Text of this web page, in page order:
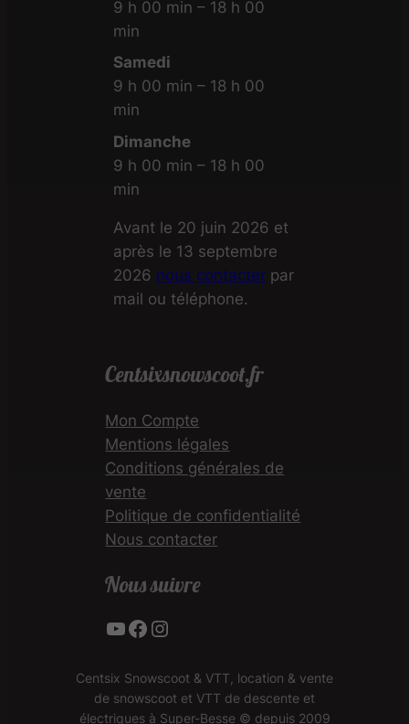
9 h 00 min – 18 h 00
min
Samedi
9 h 00 min – 18 h 00
min
Dimanche
9 h 00 min – 18 h 00
min
Avant le 20 juin 2026 et
après le 13 septembre
2026 nous contacter par
mail ou téléphone.
Centsixsnowscoot.fr
Mon Compte
Mentions légales
Conditions générales de
vente
Politique de confidentialité
Nous contacter
Nous suivre
YouTube Facebook Instagram
Centsix Snowscoot & VTT, location & vente
de snowscoot et VTT de descente et
électriques à Super-Besse © depuis 2009